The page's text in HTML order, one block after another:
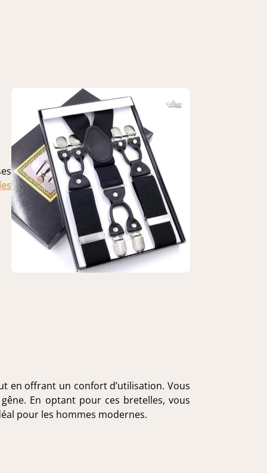
en offrant un confort d’utilisation. Vous
En optant pour ces bretelles, vous
pour les hommes modernes.